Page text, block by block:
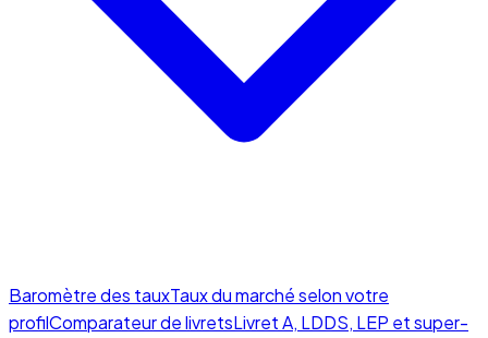
Baromètre des tauxTaux du marché selon votre
profilComparateur de livretsLivret A, LDDS, LEP et super-